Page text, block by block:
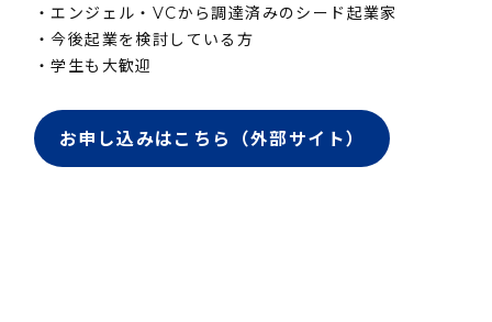
・エンジェル・VCから調達済みのシード起業家
・今後起業を検討している方
・学生も大歓迎
お申し込みはこちら（外部サイト）